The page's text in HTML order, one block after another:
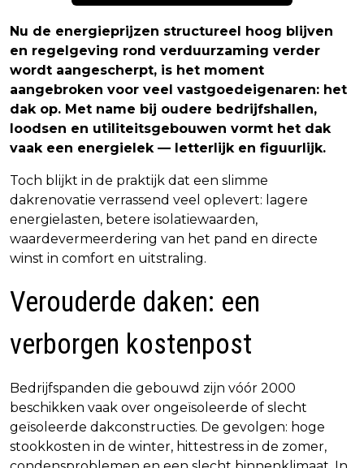
Nu de energieprijzen structureel hoog blijven
en regelgeving rond verduurzaming verder
wordt aangescherpt, is het moment
aangebroken voor veel vastgoedeigenaren: het
dak op. Met name bij oudere bedrijfshallen,
loodsen en utiliteitsgebouwen vormt het dak
vaak een energielek — letterlijk en figuurlijk.
Toch blijkt in de praktijk dat een slimme
dakrenovatie verrassend veel oplevert: lagere
energielasten, betere isolatiewaarden,
waardevermeerdering van het pand en directe
winst in comfort en uitstraling.
Verouderde daken: een
verborgen kostenpost
Bedrijfspanden die gebouwd zijn vóór 2000
beschikken vaak over ongeïsoleerde of slecht
geïsoleerde dakconstructies. De gevolgen: hoge
stookkosten in de winter, hittestress in de zomer,